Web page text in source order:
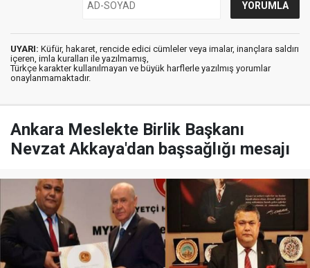
UYARI: Küfür, hakaret, rencide edici cümleler veya imalar, inançlara saldırı
içeren, imla kuralları ile yazılmamış,
Türkçe karakter kullanılmayan ve büyük harflerle yazılmış yorumlar
onaylanmamaktadır.
Ankara Meslekte Birlik Başkanı
Nevzat Akkaya'dan başsağlığı mesajı